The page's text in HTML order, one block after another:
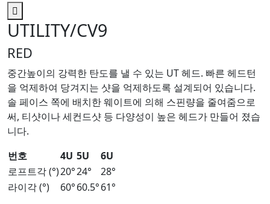
UTILITY/CV9
RED
중간높이의 강력한 탄도를 낼 수 있는 UT 헤드. 빠른 헤드턴
을 억제하여 당겨지는 샷을 억제하도록 설계되어 있습니다.
솔 페이스 쪽에 배치한 웨이트에 의해 스핀량을 줄여줌으로
써, 티샷이나 세컨드샷 등 다양성이 높은 헤드가 만들어 졌습
니다.
번호
4U 5U
6U
로프트각 (°)20°24°
28°
라이각 (°)
60°60.5°61°